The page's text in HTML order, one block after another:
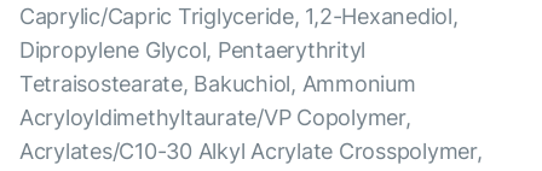
Caprylic/Capric Triglyceride, 1,2-Hexanediol,
Dipropylene Glycol, Pentaerythrityl
Tetraisostearate, Bakuchiol, Ammonium
Acryloyldimethyltaurate/VP Copolymer,
Acrylates/C10-30 Alkyl Acrylate Crosspolymer,